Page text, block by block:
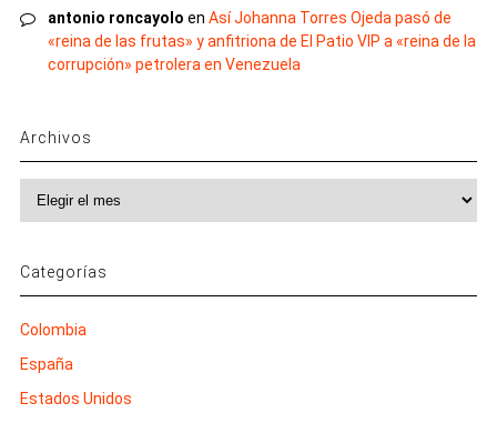
antonio roncayolo en Así Johanna Torres Ojeda pasó de
«reina de las frutas» y anfitriona de El Patio VIP a «reina de la
corrupción» petrolera en Venezuela
Archivos
Archivos
Categorías
Colombia
España
Estados Unidos